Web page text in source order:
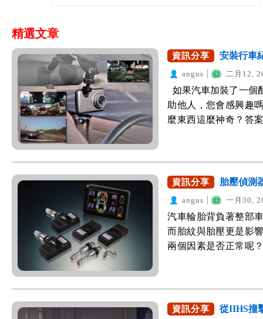
精選文章
資訊分享 安裝行車
angus 二月12,
如果汽車加裝了一個
助他人，您會感興趣
麼東西這麼神奇？答
更多車主能加購、安
他人。先來看以下一
擊車輛完整錄下當時
汽車駕駛既超速又貪
駛肇事後辯稱並未闖
據，除能依此將肇事
查詢。 時至今日行
資訊分享 胎壓偵測
angus 一月30,
汽車輪胎背負著整部
而胎紋與胎壓更是影
兩個因素是否正常呢
此，政府在103年底也
胎紋不足至少罰3000
資訊分享 從IIHS撞